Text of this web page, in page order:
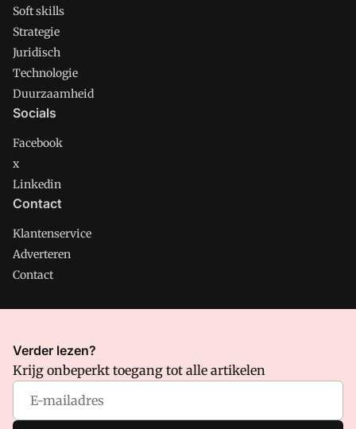
Soft skills
Strategie
Juridisch
Technologie
Duurzaamheid
Socials
Facebook
x
Linkedin
Contact
Klantenservice
Adverteren
Contact
CMweb is onderdeel van VMN media. Lees in
waar VMN media voor staat. Op gebruik van deze site zijn de
volgende regelingen van toepassing:Algemene Voorwaarden
Privacy en Cookie beleid
Verder lezen?
Krijg onbeperkt toegang tot alle artikelen